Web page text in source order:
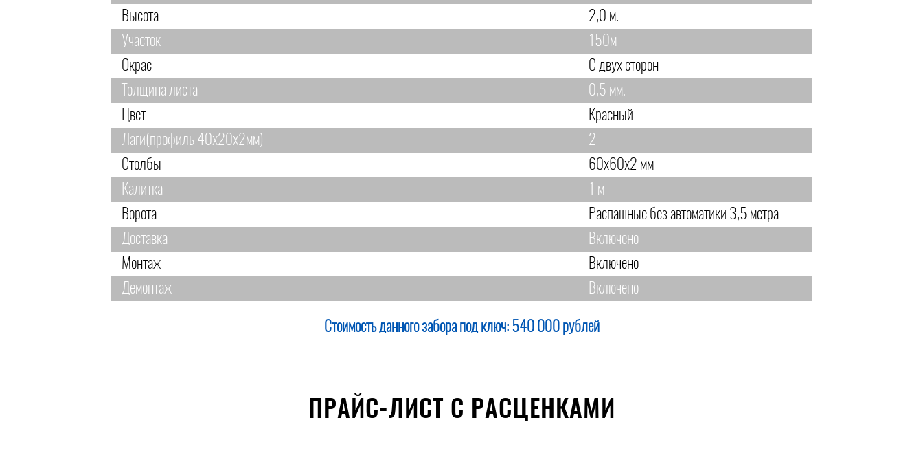
Высота
2,0 м.
Участок
150м
Окрас
С двух сторон
Толщина листа
0,5 мм.
Цвет
Красный
Лаги(профиль 40х20х2мм)
2
Столбы
60х60х2 мм
Калитка
1 м
Ворота
Распашные без автоматики 3,5 метра
Доставка
Включено
Монтаж
Включено
Демонтаж
Включено
Стоимость данного забора под ключ: 540 000 рублей
ПРАЙС-ЛИСТ С РАСЦЕНКАМИ